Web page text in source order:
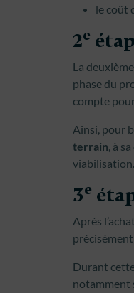
le coût
2e
La
phase du
compte
Ainsi, pour
terrain, à
viabilisation.
3e
Après
Durant
notamment